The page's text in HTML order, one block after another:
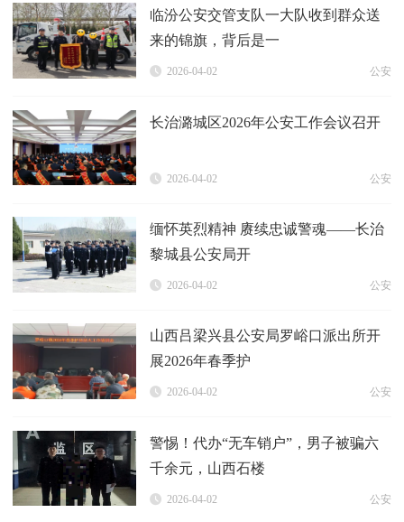
临汾公安交管支队一大队收到群众送
来的锦旗，背后是一
2026-04-02 公安
长治潞城区2026年公安工作会议召开
2026-04-02 公安
缅怀英烈精神 赓续忠诚警魂——长治
黎城县公安局开
2026-04-02 公安
山西吕梁兴县公安局罗峪口派出所开
展2026年春季护
2026-04-02 公安
警惕！代办“无车销户”，男子被骗六
千余元，山西石楼
2026-04-02 公安